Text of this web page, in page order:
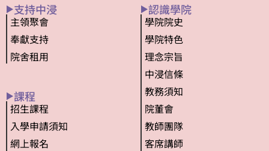
支持中浸
主領聚會
奉獻支持
院舍租用
課程
招生課程
入學申請須知
網上報名
認識學院
學院院史
學院特色
理念宗旨
中浸信條
教務須知
院董會
教師團隊
客席講師